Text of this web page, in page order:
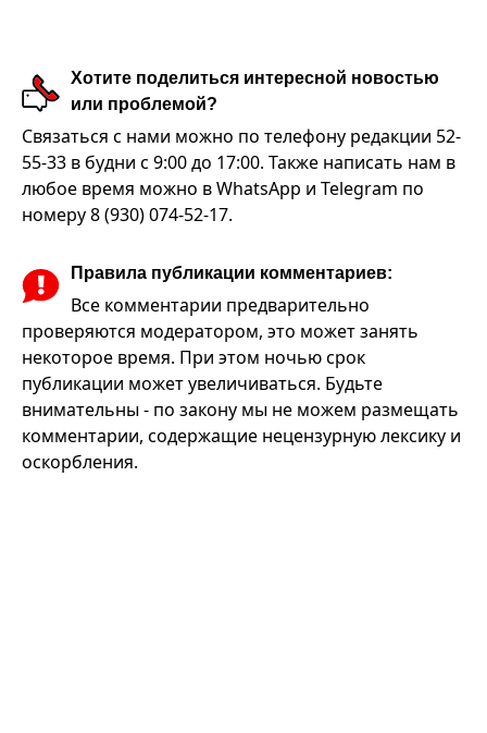
Хотите поделиться интересной новостью
или проблемой?
Связаться с нами можно по телефону редакции 52-
55-33 в будни с 9:00 до 17:00. Также написать нам в
любое время можно в WhatsApp и Telegram по
номеру 8 (930) 074-52-17.
Правила публикации комментариев:
Все комментарии предварительно
проверяются модератором, это может занять
некоторое время. При этом ночью срок
публикации может увеличиваться. Будьте
внимательны - по закону мы не можем размещать
комментарии, содержащие нецензурную лексику и
оскорбления.